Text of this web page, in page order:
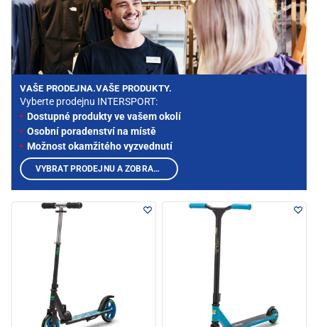
VAŠE PRODEJNA.VAŠE PRODUKTY.
Vyberte prodejnu INTERSPORT:
Dostupné produkty ve vašem okolí
Osobní poradenství na místě
Možnost okamžitého vyzvednutí
VYBRAT PRODEJNU A ZOBRAZIT PRODUKTY